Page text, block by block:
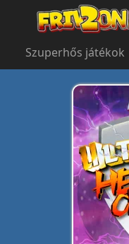
Szuperhős játékok